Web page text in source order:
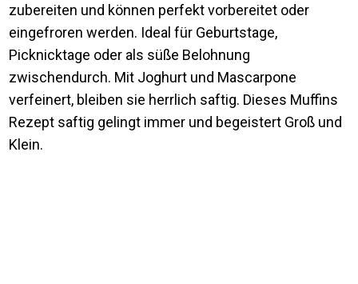
zubereiten und können perfekt vorbereitet oder
eingefroren werden. Ideal für Geburtstage,
Picknicktage oder als süße Belohnung
zwischendurch. Mit Joghurt und Mascarpone
verfeinert, bleiben sie herrlich saftig. Dieses Muffins
Rezept saftig gelingt immer und begeistert Groß und
Klein.